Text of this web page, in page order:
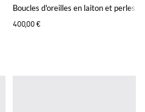
Boucles d'oreilles en laiton et perles
400,00 €